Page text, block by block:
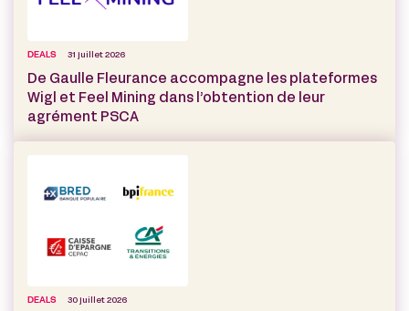
DEALS 31 juillet 2026
De Gaulle Fleurance accompagne les plateformes
Wigl et Feel Mining dans l’obtention de leur
agrément PSCA
DEALS 30 juillet 2026